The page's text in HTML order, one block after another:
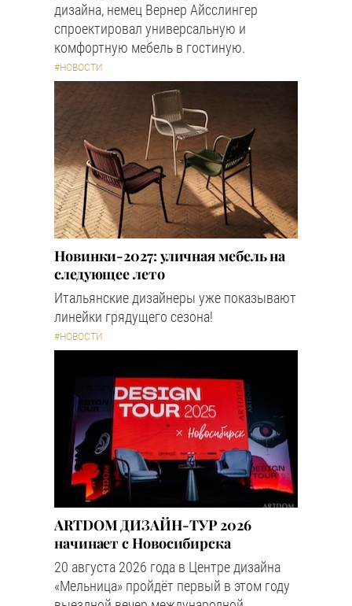
дизайна, немец Вернер Айсслингер
спроектировал универсальную и
комфортную мебель в гостиную.
#НОВОСТИ
Новинки-2027: уличная мебель на
следующее лето
Итальянские дизайнеры уже показывают
линейки грядущего сезона!
#НОВОСТИ
ARTDOM ДИЗАЙН-ТУР 2026
начинает с Новосибирска
20 августа 2026 года в Центре дизайна
«Мельница» пройдёт первый в этом году